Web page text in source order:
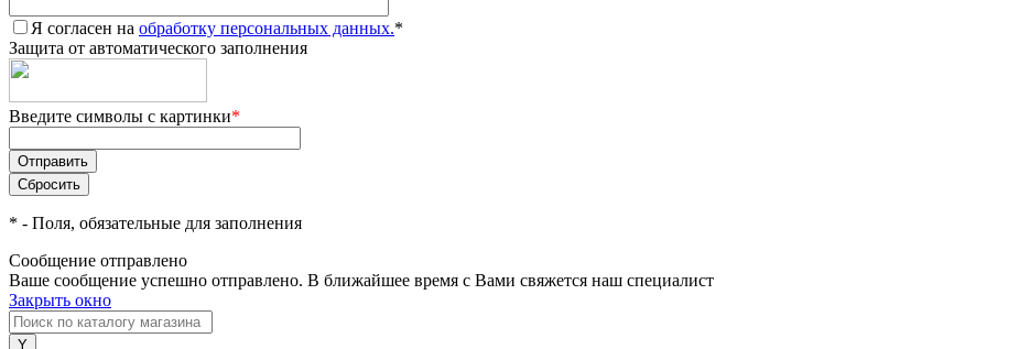
Я согласен на обработку персональных данных.*
Защита от автоматического заполнения
Введите символы с картинки*
* - Поля, обязательные для заполнения
Сообщение отправлено
Ваше сообщение успешно отправлено. В ближайшее время с Вами свяжется наш специалист
Закрыть окно